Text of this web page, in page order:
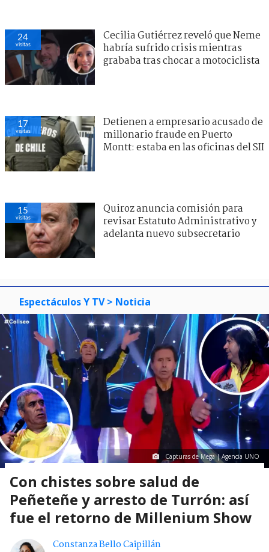
24
visitas
Cecilia Gutiérrez reveló que Neme
habría sufrido crisis mientras
grababa tras chocar a motociclista
17
visitas
Detienen a empresario acusado de
millonario fraude en Puerto
Montt: estaba en las oficinas del SII
15
visitas
Quiroz anuncia comisión para
revisar Estatuto Administrativo y
adelanta nuevo subsecretario
Espectáculos Y TV > Noticia
Capturas de Mega | Agencia UNO
Con chistes sobre salud de
Peñeteñe y arresto de Turrón: así
fue el retorno de Millenium Show
Constanza Bello Caipillán